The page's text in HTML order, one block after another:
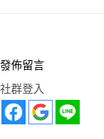
發佈留言
社群登入